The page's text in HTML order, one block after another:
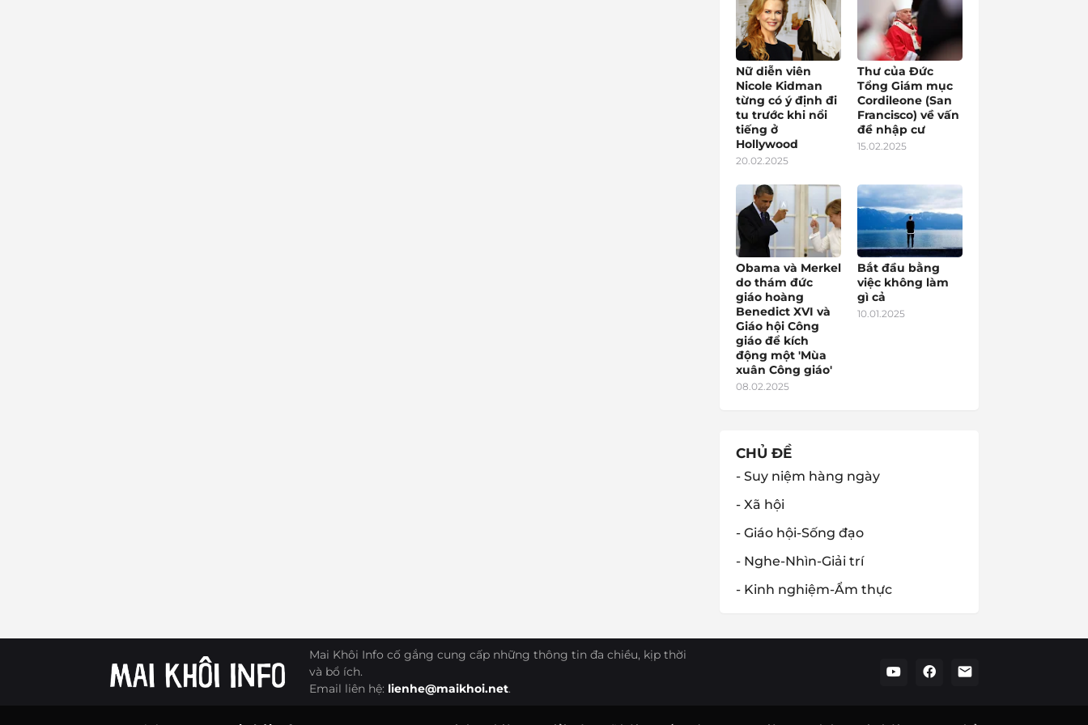
Nữ diễn viên
Nicole Kidman
từng có ý định đi
tu trước khi nổi
tiếng ở
Hollywood
20.02.2025
Thư của Đức
Tổng Giám mục
Cordileone (San
Francisco) về vấn
đề nhập cư
15.02.2025
Obama và Merkel
do thám đức
giáo hoàng
Benedict XVI và
Giáo hội Công
giáo để kích
động một 'Mùa
xuân Công giáo'
08.02.2025
Bắt đầu bằng
việc không làm
gì cả
10.01.2025
CHỦ ĐỀ
- Suy niệm hàng ngày
- Xã hội
- Giáo hội-Sống đạo
- Nghe-Nhìn-Giải trí
- Kinh nghiệm-Ẩm thực
Mai Khôi Info cố gắng cung cấp những thông tin đa chiều, kịp thời
và bổ ích.
Email liên hệ: lienhe@maikhoi.net.